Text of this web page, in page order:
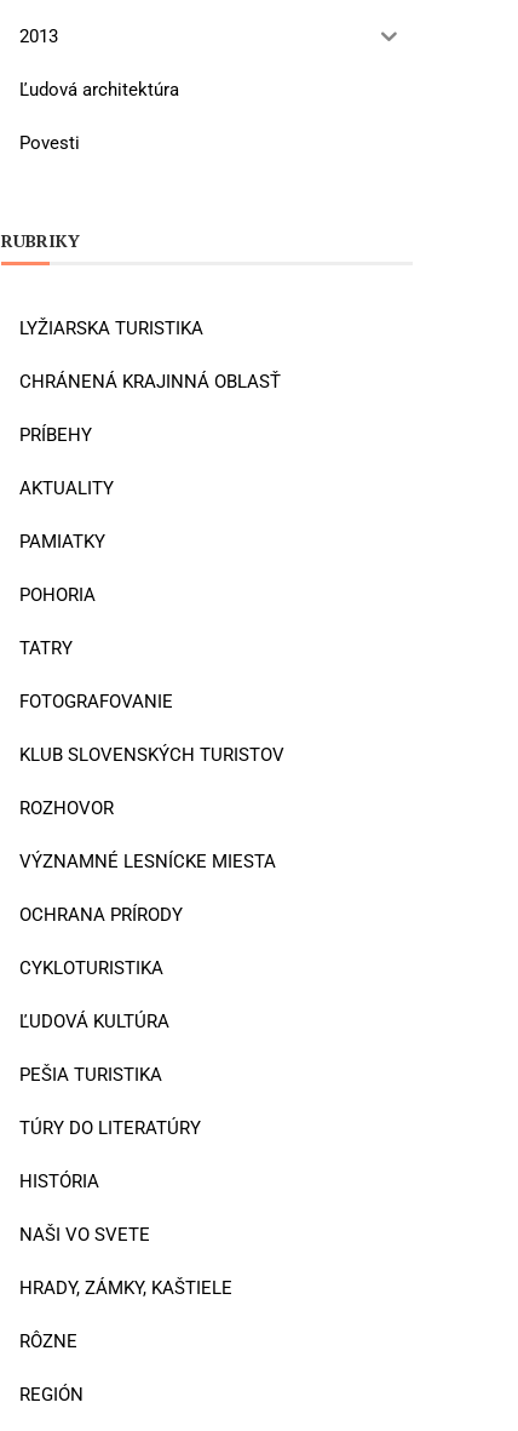
2013
Ľudová architektúra
Povesti
RUBRIKY
LYŽIARSKA TURISTIKA
CHRÁNENÁ KRAJINNÁ OBLASŤ
PRÍBEHY
AKTUALITY
PAMIATKY
POHORIA
TATRY
FOTOGRAFOVANIE
KLUB SLOVENSKÝCH TURISTOV
ROZHOVOR
VÝZNAMNÉ LESNÍCKE MIESTA
OCHRANA PRÍRODY
CYKLOTURISTIKA
ĽUDOVÁ KULTÚRA
PEŠIA TURISTIKA
TÚRY DO LITERATÚRY
HISTÓRIA
NAŠI VO SVETE
HRADY, ZÁMKY, KAŠTIELE
RÔZNE
REGIÓN